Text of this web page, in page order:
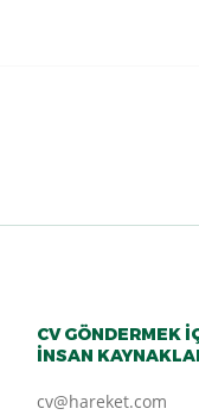
CV GÖNDERMEK
İNSAN
cv@hareket.com